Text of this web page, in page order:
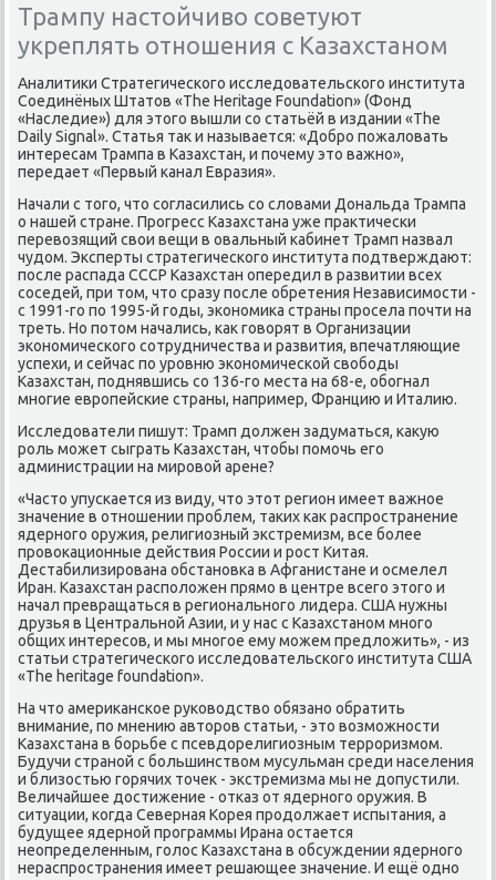
Трампу настойчиво советуют
укреплять отношения с Казахстаном
Аналитики Стратегического исследовательского института
Соединёных Штатов «The Heritage Foundation» (Фонд
«Наследие») для этого вышли со статьёй в издании «The
Daily Signal». Статья так и называется: «Добро пожаловать
интересам Трампа в Казахстан, и почему это важно»,
передает «Первый канал Евразия».
Начали с того, что согласились со словами Дональда Трампа
о нашей стране. Прогресс Казахстана уже практически
перевозящий свои вещи в овальный кабинет Трамп назвал
чудом. Эксперты стратегического института подтверждают:
после распада СССР Казахстан опередил в развитии всех
соседей, при том, что сразу после обретения Независимости -
с 1991-го по 1995-й годы, экономика страны просела почти на
треть. Но потом начались, как говорят в Организации
экономического сотрудничества и развития, впечатляющие
успехи, и сейчас по уровню экономической свободы
Казахстан, поднявшись со 136-го места на 68-е, обогнал
многие европейские страны, например, Францию и Италию.
Исследователи пишут: Трамп должен задуматься, какую
роль может сыграть Казахстан, чтобы помочь его
администрации на мировой арене?
«Часто упускается из виду, что этот регион имеет важное
значение в отношении проблем, таких как распространение
ядерного оружия, религиозный экстремизм, все более
провокационные действия России и рост Китая.
Дестабилизирована обстановка в Афганистане и осмелел
Иран. Казахстан расположен прямо в центре всего этого и
начал превращаться в регионального лидера. США нужны
друзья в Центральной Азии, и у нас с Казахстаном много
общих интересов, и мы многое ему можем предложить», - из
статьи стратегического исследовательского института США
«The heritage foundation».
На что американское руководство обязано обратить
внимание, по мнению авторов статьи, - это возможности
Казахстана в борьбе с псевдорелигиозным терроризмом.
Будучи страной с большинством мусульман среди населения
и близостью горячих точек - экстремизма мы не допустили.
Величайшее достижение - отказ от ядерного оружия. В
ситуации, когда Северная Корея продолжает испытания, а
будущее ядерной программы Ирана остается
неопределенным, голос Казахстана в обсуждении ядерного
нераспространения имеет решающее значение. И ещё одно